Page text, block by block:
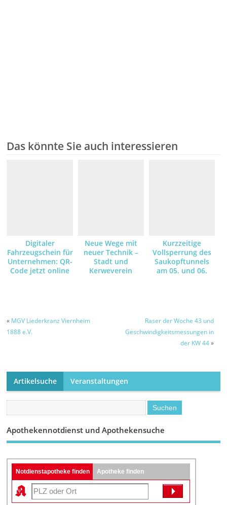
Das könnte Sie auch interessieren
Digitaler
Fahrzeugschein für
Unternehmen: QR-
Code jetzt online
Neue Wege mit
neuer Technik –
Stadt und
Kerweverein
Brandgefahr mit
LED-Leuchten
Kurzzeitige
Vollsperrung des
Saukopftunnels
am 05. und 06.
ist ausgeschildert
« MGV Liederkranz Viernheim
1888 e.V.
Raser der Woche 43 und
Geschwindigkeitsmessungen in
der KW 44»
Artikelsuche Veranstaltungen
Apothekennotdienst und Apothekensuche
Notdienstapotheke finden Apotheke finden